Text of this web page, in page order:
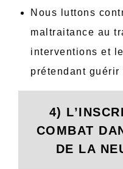
Nous luttons
maltraitance au
interventions et
prétendant guérir
4)
COMBAT
DE LA